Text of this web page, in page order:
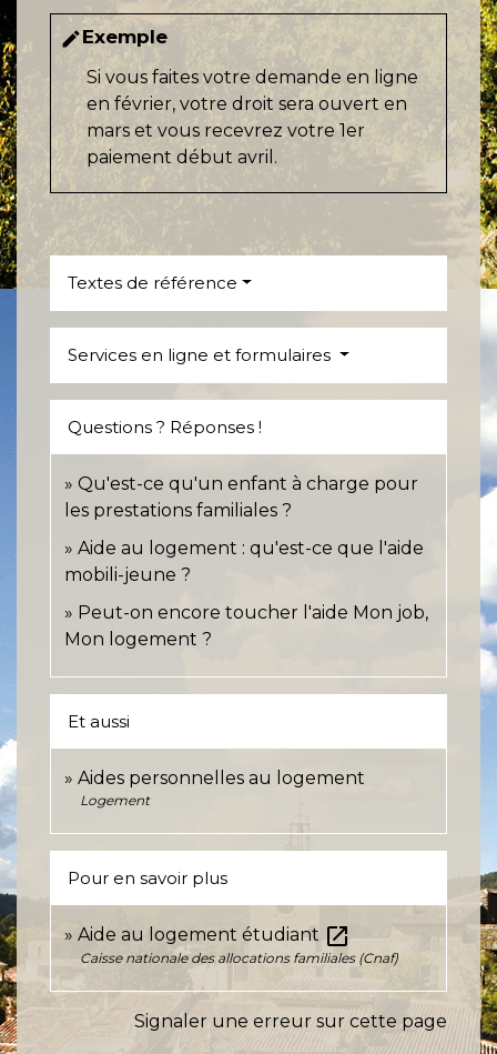
editExemple
Si vous faites votre demande en ligne
en février, votre droit sera ouvert en
mars et vous recevrez votre 1er
paiement début avril.
Textes de référence
Services en ligne et formulaires
Questions ? Réponses !
Qu'est-ce qu'un enfant à charge pour
les prestations familiales ?
Aide au logement : qu'est-ce que l'aide
mobili-jeune ?
Peut-on encore toucher l'aide Mon job,
Mon logement ?
Et aussi
Aides personnelles au logement
Logement
Pour en savoir plus
Aide au logement étudiant open_in_new
Caisse nationale des allocations familiales (Cnaf)
Signaler une erreur sur cette page